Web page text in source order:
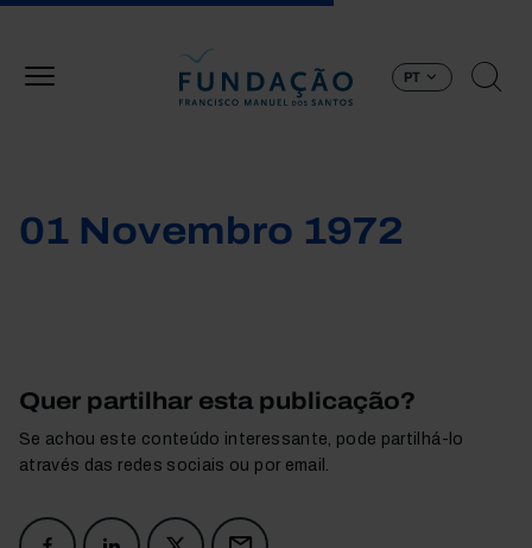
PT
01 Novembro 1972
Quer partilhar esta publicação?
Se achou este conteúdo interessante, pode partilhá-lo
através das redes sociais ou por email.